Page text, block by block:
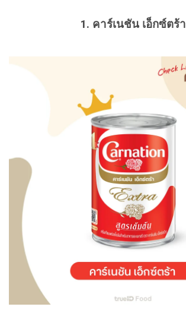
1. คาร์เนชัน เอ็กซ์ตร้า